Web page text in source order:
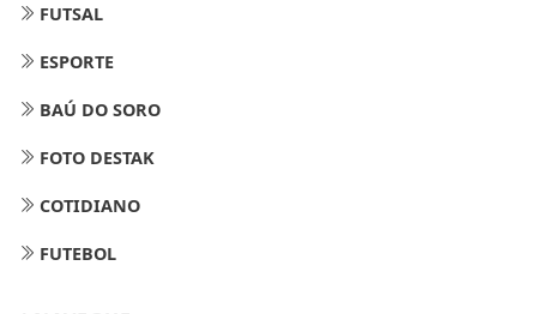
FUTSAL
ESPORTE
BAÚ DO SORO
FOTO DESTAK
COTIDIANO
FUTEBOL